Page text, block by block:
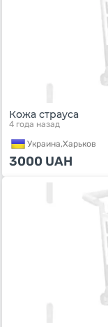
Кожа страуса
4 года назад
Украина,Харьков
3000 UAH